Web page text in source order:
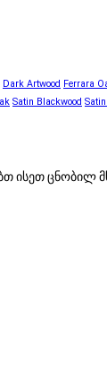
Dark Artwood Ferrara
Satin Blackwood
ისეთ